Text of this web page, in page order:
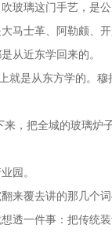
玻璃这门手艺，是
马士革、阿勒颇、开
从近东学回来的。
就是从东方学的。
，把全城的玻璃炉
园。
翻来覆去讲的那几
透一件事：把传统